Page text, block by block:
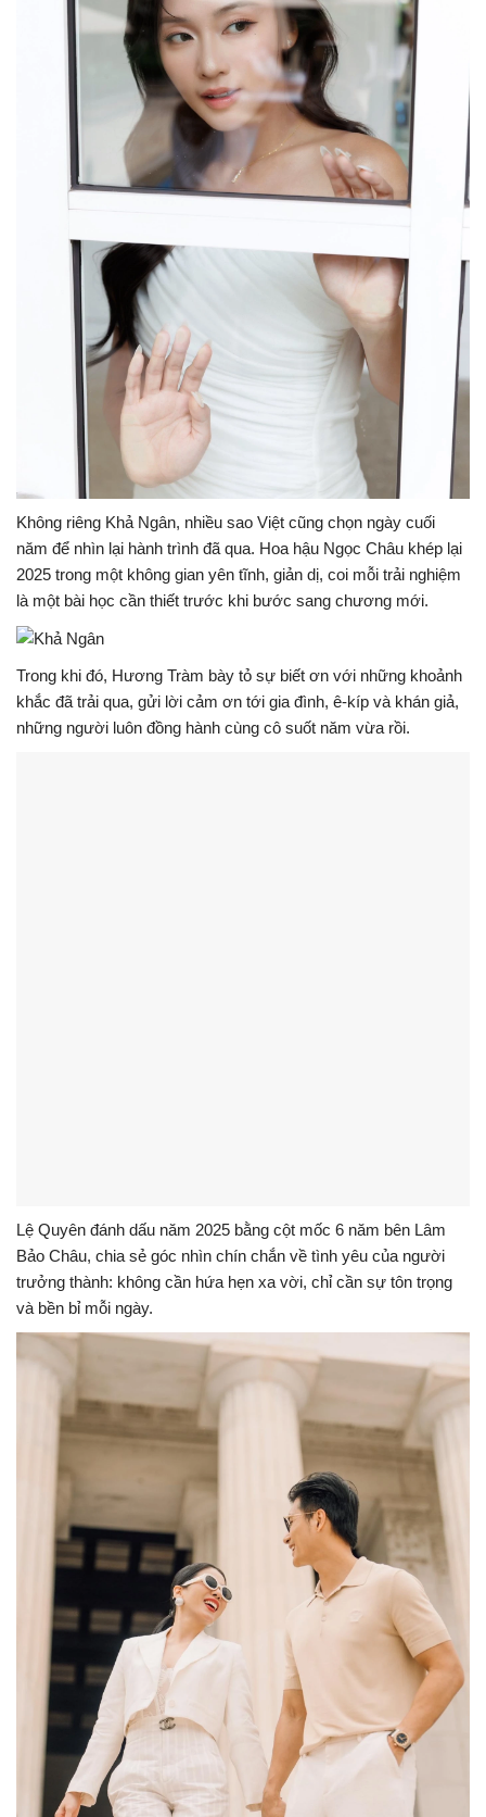
Không riêng Khả Ngân, nhiều sao Việt cũng chọn ngày cuối
năm để nhìn lại hành trình đã qua. Hoa hậu Ngọc Châu khép lại
2025 trong một không gian yên tĩnh, giản dị, coi mỗi trải nghiệm
là một bài học cần thiết trước khi bước sang chương mới.
Trong khi đó, Hương Tràm bày tỏ sự biết ơn với những khoảnh
khắc đã trải qua, gửi lời cảm ơn tới gia đình, ê-kíp và khán giả,
những người luôn đồng hành cùng cô suốt năm vừa rồi.
Lệ Quyên đánh dấu năm 2025 bằng cột mốc 6 năm bên Lâm
Bảo Châu, chia sẻ góc nhìn chín chắn về tình yêu của người
trưởng thành: không cần hứa hẹn xa vời, chỉ cần sự tôn trọng
và bền bỉ mỗi ngày.